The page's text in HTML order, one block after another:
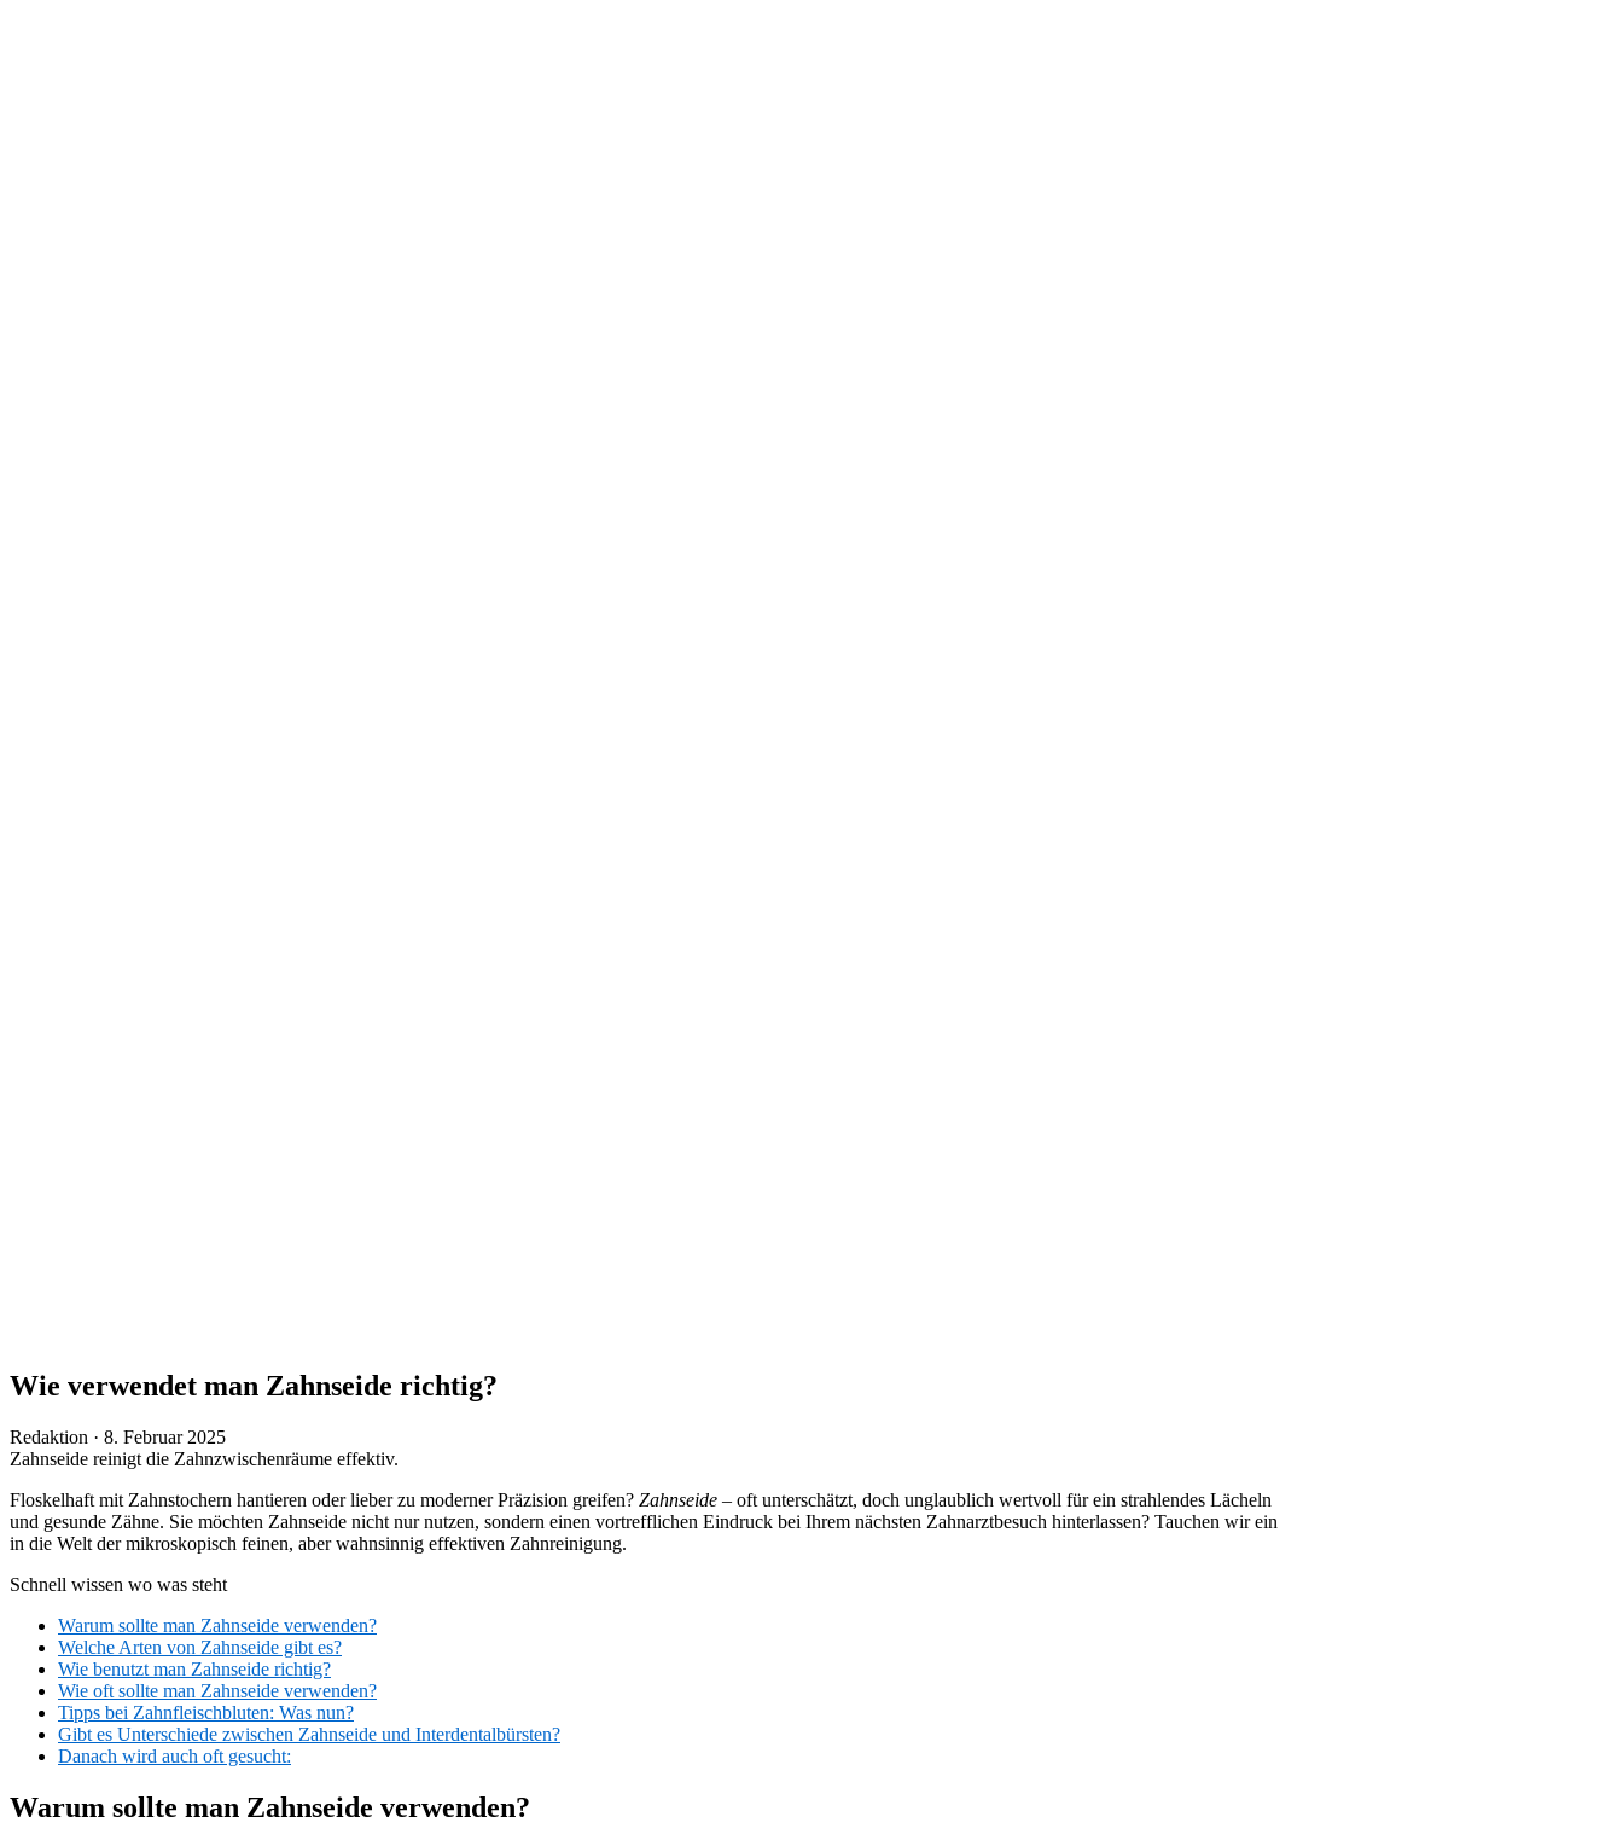
Wie verwendet man Zahnseide richtig?
Redaktion · Veröffentlicht
am
8. Februar 2025
Zahnseide reinigt die Zahnzwischenräume effektiv.
Floskelhaft mit Zahnstochern hantieren oder lieber zu moderner Präzision greifen? Zahnseide – oft unterschätzt, doch unglaublich wertvoll für ein strahlendes Lächeln
und gesunde Zähne. Sie möchten Zahnseide nicht nur nutzen, sondern einen vortrefflichen Eindruck bei Ihrem nächsten Zahnarztbesuch hinterlassen? Tauchen wir ein
in die Welt der mikroskopisch feinen, aber wahnsinnig effektiven Zahnreinigung.
Schnell wissen wo was steht
Warum sollte man Zahnseide verwenden?
Welche Arten von Zahnseide gibt es?
Wie benutzt man Zahnseide richtig?
Wie oft sollte man Zahnseide verwenden?
Tipps bei Zahnfleischbluten: Was nun?
Gibt es Unterschiede zwischen Zahnseide und Interdentalbürsten?
Danach wird auch oft gesucht:
Warum sollte man Zahnseide verwenden?